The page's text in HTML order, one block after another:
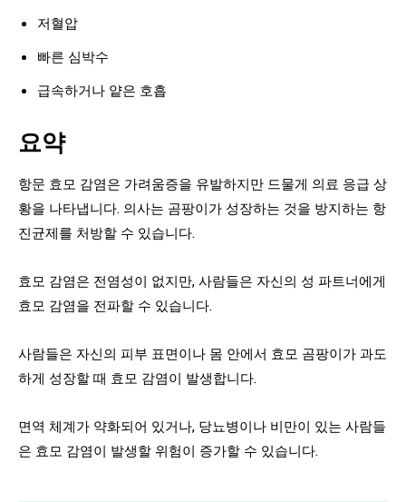
저혈압
빠른 심박수
급속하거나 얕은 호흡
요약
항문 효모 감염은 가려움증을 유발하지만 드물게 의료 응급 상
황을 나타냅니다. 의사는 곰팡이가 성장하는 것을 방지하는 항
진균제를 처방할 수 있습니다.
효모 감염은 전염성이 없지만, 사람들은 자신의 성 파트너에게
효모 감염을 전파할 수 있습니다.
사람들은 자신의 피부 표면이나 몸 안에서 효모 곰팡이가 과도
하게 성장할 때 효모 감염이 발생합니다.
면역 체계가 약화되어 있거나, 당뇨병이나 비만이 있는 사람들
은 효모 감염이 발생할 위험이 증가할 수 있습니다.